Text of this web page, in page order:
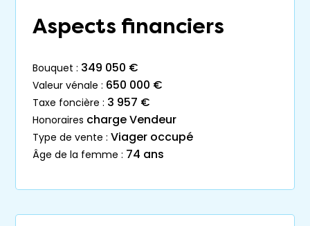
Aspects financiers
bouquet : 349 050 €
valeur vénale : 650 000 €
taxe foncière : 3 957 €
honoraires charge Vendeur
type de vente : Viager occupé
âge de la femme : 74 ans